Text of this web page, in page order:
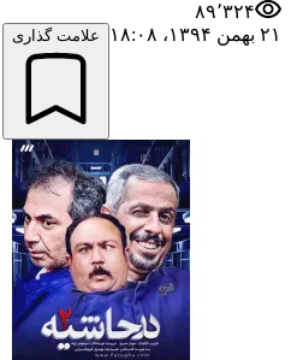
۸۹٬۳۲۴
۲۱ بهمن ۱۳۹۴،‏ ۱۸:۰۸
علامت گذاری